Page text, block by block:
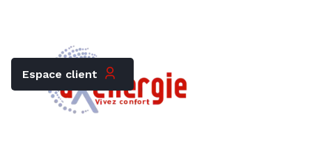
Espace client